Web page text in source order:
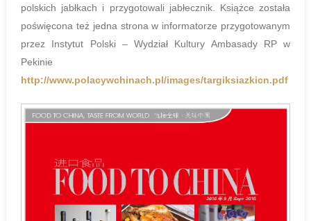
polskich jabłkach i przygotowali jabłecznik. Książce została
poświęcona też jedna strona w informatorze przygotowanym
przez Instytut Polski – Wydział Kultury Ambasady RP w
Pekinie
http://www.polacywchinach.pl/images/targiksiazkicn.pdf